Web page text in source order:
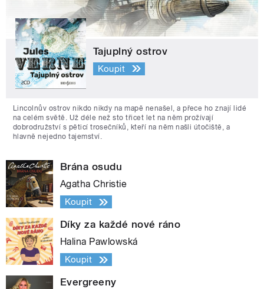
Tajuplný ostrov
Koupit
Lincolnův ostrov nikdo nikdy na mapě nenašel, a přece ho znají lidé
na celém světě. Už déle než sto třicet let na něm prožívají
dobrodružství s pěticí trosečníků, kteří na něm našli útočiště, a
hlavně nejedno tajemství.
Brána osudu
Agatha Christie
Koupit
Díky za každé nové ráno
Halina Pawlowská
Koupit
Evergreeny